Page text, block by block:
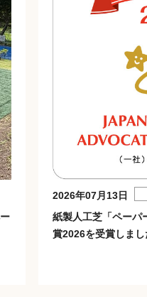
2026年07月13日
紙製人工芝「ペー
賞2026を受賞しまし